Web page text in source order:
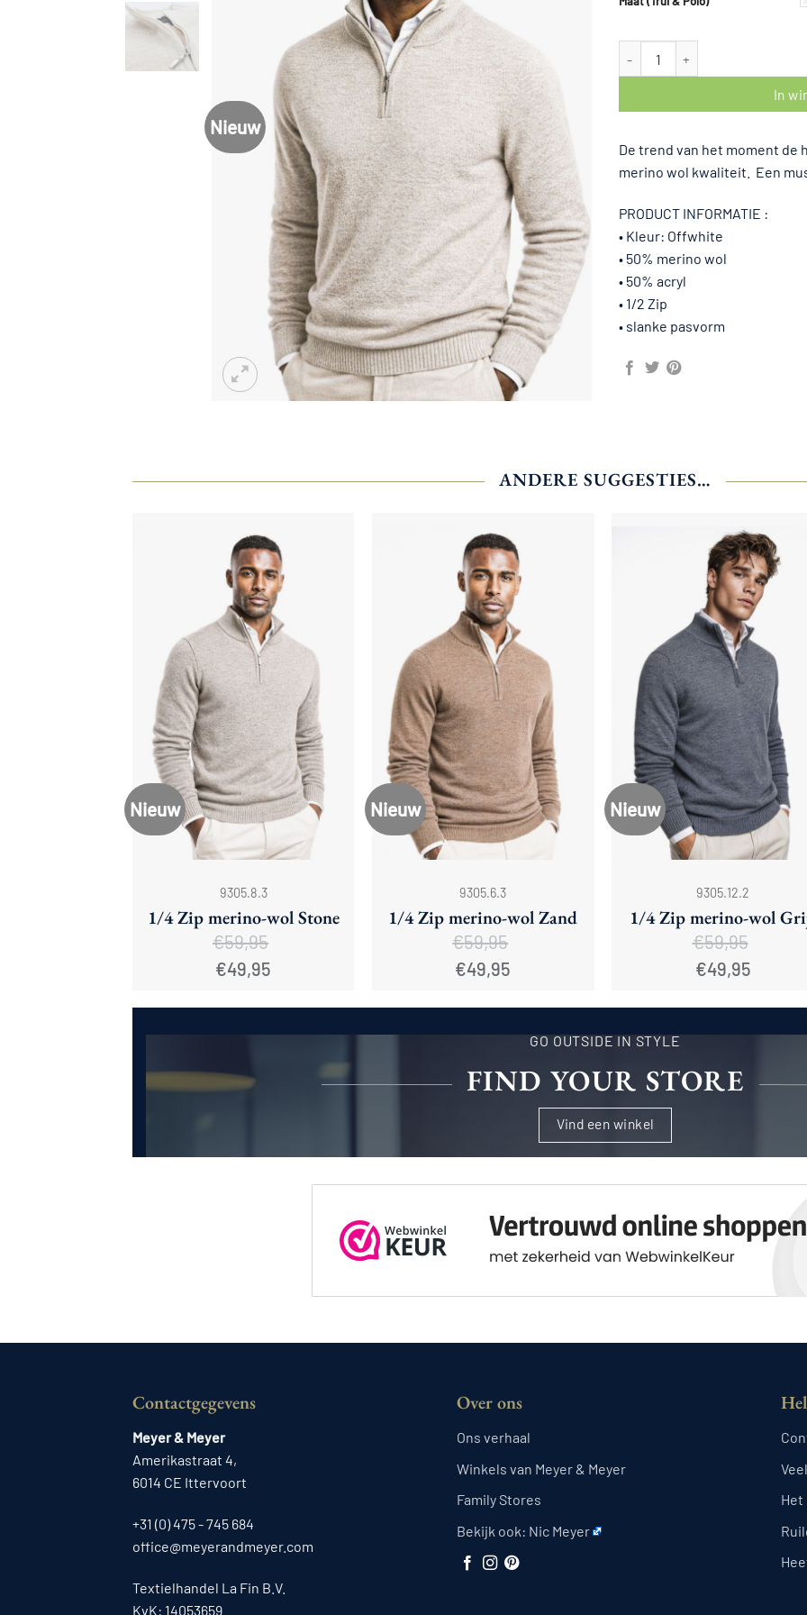
Nieuw
€59,95.
€49,95.
In
De trend van het moment de
merino wol kwaliteit. Een
PRODUCT INFORMATIE :
• Kleur: Offwhite
• 50% merino wol
• 50% acryl
• 1/2 Zip
• slanke pasvorm
ANDERE SUGGESTIES…
Nieuw
9305.8.3
1/4 Zip merino-wol Stone
€59,95
Oorspronkelijke
prijs
€49,95
Nieuw
9305.6.3
1/4 Zip merino-wol Zand
€59,95
Oorspronkelijke
prijs
€49,95
Nieuw
9305.12.2
1/4 Zip merino-wol
€59,95
Oorspronkelijke
prijs
€49,95prijs
GO OUTSIDE IN STYLE
FIND YOUR STORE
Vind een winkel
Contactgegevens
Meyer & Meyer
Amerikastraat 4,
6014 CE Ittervoort
+31 (0) 475 - 745 684
office@meyerandmeyer.com
Textielhandel La Fin B.V.
KvK: 14053659
Over ons
Ons verhaal
Winkels van Meyer & Meyer
Family Stores
Bekijk ook: Nic Meyer